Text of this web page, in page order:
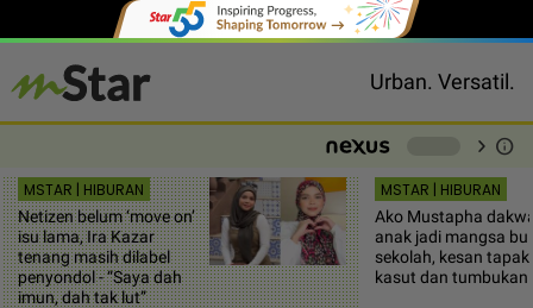
Urban. Versatil.
chevron_right info
MSTAR | HIBURAN
Netizen belum ‘move on’
isu lama, Ira Kazar
tenang masih dilabel
penyondol - “Saya dah
imun, dah tak lut”
MSTAR | HIBURAN
Ako Mustapha
anak jadi mangsa
sekolah, kesan tapak
kasut dan tumbukan